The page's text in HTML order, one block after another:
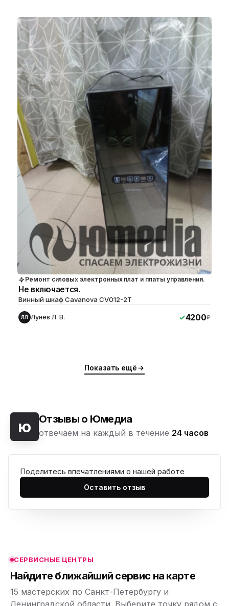
Ремонт силовых электронных плат и платы управления.
Не включается.
Винный шкаф Cavanova CV012-2T
ЛЛ Лунев Л. В. 4200₽
Показать ещё
ю Отзывы о Юмедиа
отвечаем на каждый в течение 24 часов
Поделитесь впечатлениями о нашей работе
Оставить отзыв
СЕРВИСНЫЕ ЦЕНТРЫ
Найдите ближайший сервис на карте
15 мастерских по Санкт-Петербургу и
ю